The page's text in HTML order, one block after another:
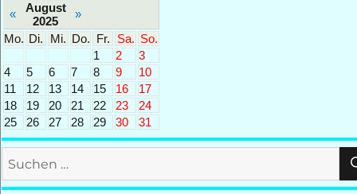
«
August
2025
»
Mo. Di. Mi. Do. Fr. Sa. So.
1
2
3
4
5 6 7 8 9
10
11
12 13 14 15 16
17
18
19 20 21 22 23
24
25
26 27 28 29 30 31
Suchen
nach: